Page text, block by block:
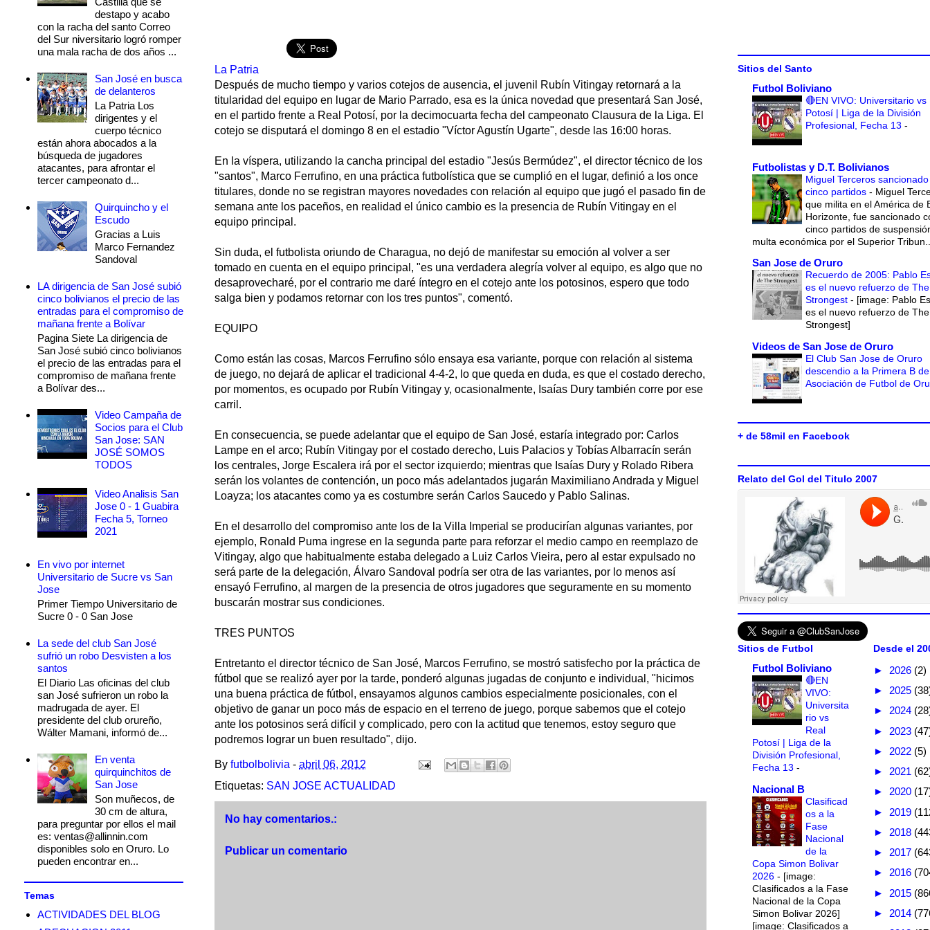
La Patria
Después de mucho tiempo y varios cotejos de ausencia, el juvenil Rubín Vitingay retornará a la
titularidad del equipo en lugar de Mario Parrado, esa es la única novedad que presentará San José,
en el partido frente a Real Potosí, por la decimocuarta fecha del campeonato Clausura de la Liga. El
cotejo se disputará el domingo 8 en el estadio "Víctor Agustín Ugarte", desde las 16:00 horas.
En la víspera, utilizando la cancha principal del estadio "Jesús Bermúdez", el director técnico de los
"santos", Marco Ferrufino, en una práctica futbolística que se cumplió en el lugar, definió a los once
titulares, donde no se registran mayores novedades con relación al equipo que jugó el pasado fin de
semana ante los paceños, en realidad el único cambio es la presencia de Rubín Vitingay en el
equipo principal.
Sin duda, el futbolista oriundo de Charagua, no dejó de manifestar su emoción al volver a ser
tomado en cuenta en el equipo principal, "es una verdadera alegría volver al equipo, es algo que no
desaprovecharé, por el contrario me daré íntegro en el cotejo ante los potosinos, espero que todo
salga bien y podamos retornar con los tres puntos", comentó.
EQUIPO
Como están las cosas, Marcos Ferrufino sólo ensaya esa variante, porque con relación al sistema
de juego, no dejará de aplicar el tradicional 4-4-2, lo que queda en duda, es que el costado derecho,
por momentos, es ocupado por Rubín Vitingay y, ocasionalmente, Isaías Dury también corre por ese
carril.
En consecuencia, se puede adelantar que el equipo de San José, estaría integrado por: Carlos
Lampe en el arco; Rubín Vitingay por el costado derecho, Luis Palacios y Tobías Albarracín serán
los centrales, Jorge Escalera irá por el sector izquierdo; mientras que Isaías Dury y Rolado Ribera
serán los volantes de contención, un poco más adelantados jugarán Maximiliano Andrada y Miguel
Loayza; los atacantes como ya es costumbre serán Carlos Saucedo y Pablo Salinas.
En el desarrollo del compromiso ante los de la Villa Imperial se producirían algunas variantes, por
ejemplo, Ronald Puma ingrese en la segunda parte para reforzar el medio campo en reemplazo de
Vitingay, algo que habitualmente estaba delegado a Luiz Carlos Vieira, pero al estar expulsado no
será parte de la delegación, Álvaro Sandoval podría ser otra de las variantes, por lo menos así
ensayó Ferrufino, al margen de la presencia de otros jugadores que seguramente en su momento
buscarán mostrar sus condiciones.
TRES PUNTOS
Entretanto el director técnico de San José, Marcos Ferrufino, se mostró satisfecho por la práctica de
fútbol que se realizó ayer por la tarde, ponderó algunas jugadas de conjunto e individual, "hicimos
una buena práctica de fútbol, ensayamos algunos cambios especialmente posicionales, con el
objetivo de ganar un poco más de espacio en el terreno de juego, porque sabemos que el cotejo
ante los potosinos será difícil y complicado, pero con la actitud que tenemos, estoy seguro que
podremos lograr un buen resultado", dijo.
By futbolbolivia - abril 06, 2012
Etiquetas: SAN JOSE ACTUALIDAD
No hay comentarios.:
Publicar un comentario
destapo y acabo
con la racha del santo Correo
del Sur niversitario logró romper
una mala racha de dos años ...
San José en busca
de delanteros
La Patria Los
dirigentes y el
cuerpo técnico
están ahora abocados a la
búsqueda de jugadores
atacantes, para afrontar el
tercer campeonato d...
Quirquincho y el
Escudo
Gracias a Luis
Marco Fernandez
Sandoval
LA dirigencia de San José subió
cinco bolivianos el precio de las
entradas para el compromiso de
mañana frente a Bolívar
Pagina Siete La dirigencia de
San José subió cinco bolivianos
el precio de las entradas para el
compromiso de mañana frente
a Bolívar des...
Video Campaña de
Socios para el Club
San Jose: SAN
JOSÉ SOMOS
TODOS
Video Analisis San
Jose 0 - 1 Guabira
Fecha 5, Torneo
2021
En vivo por internet
Universitario de Sucre vs San
Jose
Primer Tiempo Universitario de
Sucre 0 - 0 San Jose
La sede del club San José
sufrió un robo Desvisten a los
santos
El Diario Las oficinas del club
san José sufrieron un robo la
madrugada de ayer. El
presidente del club orureño,
Wálter Mamani, informó de...
En venta
quirquinchitos de
San Jose
Son muñecos, de
30 cm de altura,
para preguntar por ellos el mail
es: ventas@allinnin.com
disponibles solo en Oruro. Lo
pueden encontrar en...
Temas
ACTIVIDADES DEL BLOG
Sitios del Santo
Futbol Boliviano
🔴EN VIVO: Universitario vs
Potosí | Liga de la División
Profesional, Fecha 13 -
Futbolistas y D.T. Bolivianos
Miguel Terceros
cinco partidos - Miguel
que milita en el América de
Horizonte, fue sancionado
cinco partidos de
multa económica por el Superior
San Jose de Oruro
Recuerdo de 2005: Pablo
es el nuevo refuerzo de The
Strongest - [image: Pablo
es el nuevo refuerzo de The
Strongest]
Videos de San Jose de Oruro
El Club San Jose de Oruro
descendio a la Primera B
Asociación de Futbol de
+ de 58mil en Facebook
Relato del Gol del Titulo 2007
Sitios de Futbol
Futbol Boliviano
🔴EN
VIVO:
Universita
rio vs
Real
Potosí | Liga de la
División Profesional,
Fecha 13 -
Nacional B
Clasificad
os a la
Fase
Nacional
de la
Copa Simon Bolivar
2026 - [image:
Clasificados a la Fase
Nacional de la Copa
Simon Bolivar 2026]
[image: Clasificados a
Desde el
► 2026 (2)
► 2025
► 2024
► 2023
► 2022 (5)
► 2021
► 2020
► 2019
► 2018
► 2017
► 2016
► 2015
► 2014